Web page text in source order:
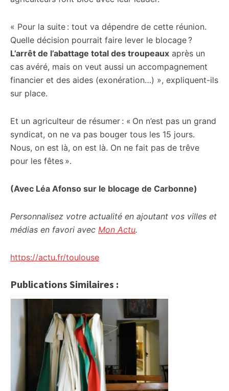
« Pour la suite : tout va dépendre de cette réunion.
Quelle décision pourrait faire lever le blocage ?
L’arrêt de l’abattage total des troupeaux après un
cas avéré, mais on veut aussi un accompagnement
financier et des aides (exonération…) », expliquent-ils
sur place.
Et un agriculteur de résumer : « On n’est pas un grand
syndicat, on ne va pas bouger tous les 15 jours.
Nous, on est là, on est là. On ne fait pas de trêve
pour les fêtes ».
(Avec Léa Afonso sur le blocage de Carbonne)
Personnalisez votre actualité en ajoutant vos villes et
médias en favori avec Mon Actu.
https://actu.fr/toulouse
Publications Similaires :